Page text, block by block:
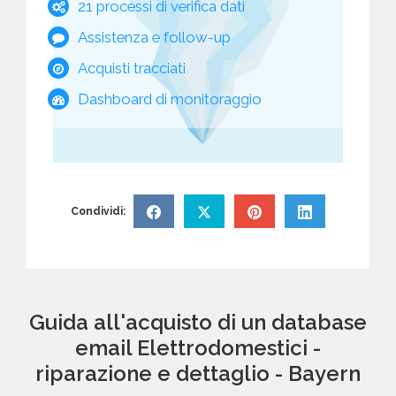
21 processi di verifica dati
Assistenza e follow-up
Acquisti tracciati
Dashboard di monitoraggio
Condividi:
Guida all'acquisto di un database
email Elettrodomestici -
riparazione e dettaglio - Bayern